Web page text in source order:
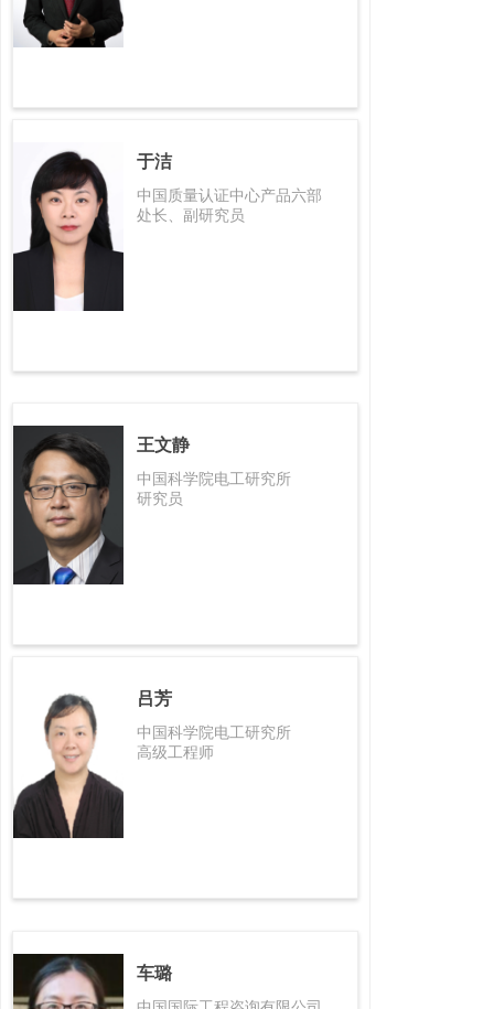
王文静
中国科学院电工研究所
研究员
车璐
于洁
中国质量认证中心产品六部
处长、副研究员
吕芳
中国科学院电工研究所
高级工程师